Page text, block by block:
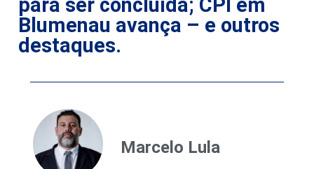
Blumenau avança – e outros
destaques.
Marcelo Lula